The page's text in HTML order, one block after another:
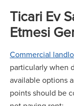
Ticari Ev
Etmesi
Commercial
particularly when
available options
points should be